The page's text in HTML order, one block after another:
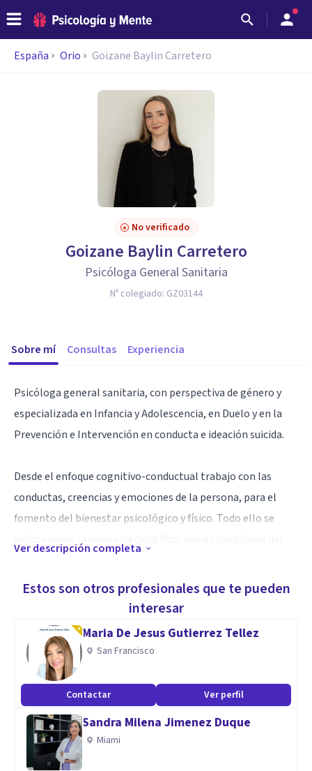
España Orio Goizane Baylin Carretero
No verificado
Goizane Baylin Carretero
Psicóloga General Sanitaria
Nº colegiado: GZ03144
Sobre mí Consultas Experiencia
Psicóloga general sanitaria, con perspectiva de género y
especializada en Infancia y Adolescencia, en Duelo y en la
Prevención e Intervención en conducta e ideación suicida.
Desde el enfoque cognitivo-conductual trabajo con las
conductas, creencias y emociones de la persona, para el
fomento del bienestar psicológico y físico. Todo ello se
cognitivo-conductual, se ofrecerá una atención
personalizada en todas las áreas de la persona, mediante el
trabajo proactivo para el cambio o adaptación.
Atiendo a personas con dificultades relacionadas con la
ansiedad, estrés, depresión, trastorno obsesivo-
compulsivo, problemas de autoestima, problemas de
sueño, dificultades sociales, problemas de pareja...
Ver descripción completa
Estos son otros profesionales que te pueden
interesar
Maria De Jesus Gutierrez Tellez
San Francisco
Contactar Ver perfil
Sandra Milena Jimenez Duque
Miami